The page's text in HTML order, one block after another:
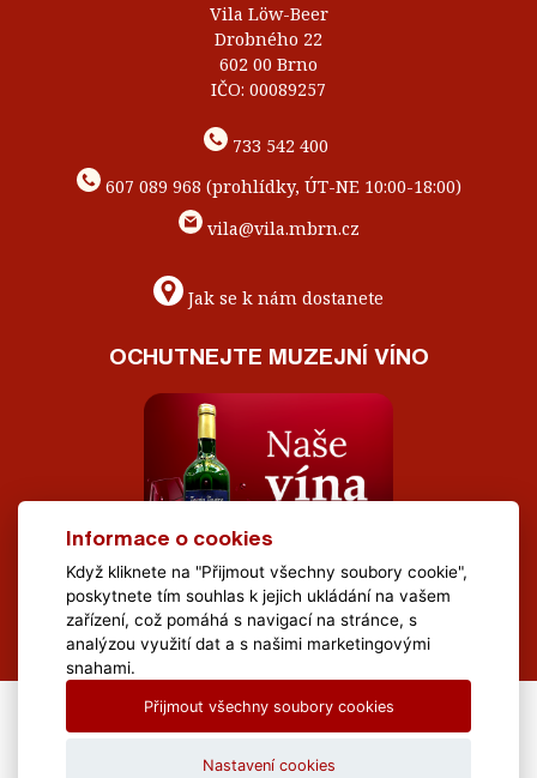
Vila Löw-Beer
Drobného 22
602 00 Brno
IČO: 00089257
733 542 400
607 089 968 (prohlídky, ÚT-NE 10:00-18:00)
vila@vila.mbrn.cz
Jak se k nám dostanete
OCHUTNEJTE MUZEJNÍ VÍNO
All Rights Reserved Muzeum Brněnska © 2020, Webdesign by
Informace o cookies
Když kliknete na "Přijmout všechny soubory cookie",
poskytnete tím souhlas k jejich ukládání na vašem
zařízení, což pomáhá s navigací na stránce, s
analýzou využití dat a s našimi marketingovými
snahami.
Přijmout všechny soubory cookies
Nastavení cookies